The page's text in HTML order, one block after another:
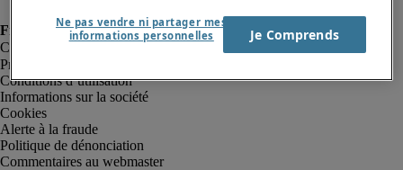
Protection des données personnelles
Conditions d’utilisation
Informations sur la société
Cookies
Alerte à la fraude
Politique de dénonciation
Commentaires au webmaster
Ne pas vendre ni partager mes
informations personnelles
Je Comprends